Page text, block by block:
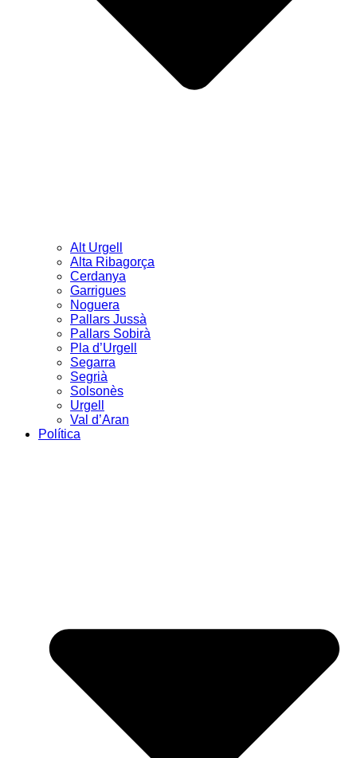
Alt Urgell
Alta Ribagorça
Cerdanya
Garrigues
Noguera
Pallars Jussà
Pallars Sobirà
Pla d’Urgell
Segarra
Segrià
Solsonès
Urgell
Val d’Aran
Política